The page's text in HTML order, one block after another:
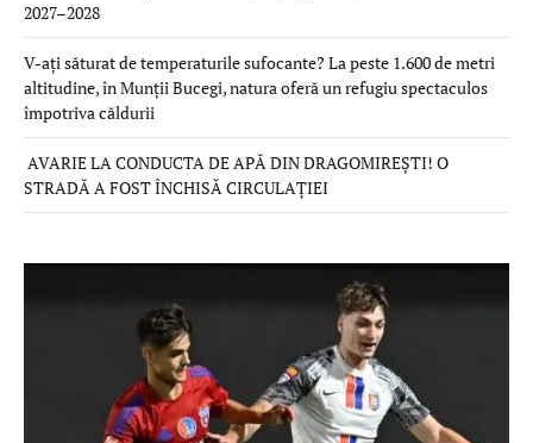
2027–2028
V-ați săturat de temperaturile sufocante? La peste 1.600 de metri
altitudine, în Munții Bucegi, natura oferă un refugiu spectaculos
împotriva căldurii
AVARIE LA CONDUCTA DE APĂ DIN DRAGOMIREȘTI! O
STRADĂ A FOST ÎNCHISĂ CIRCULAȚIEI